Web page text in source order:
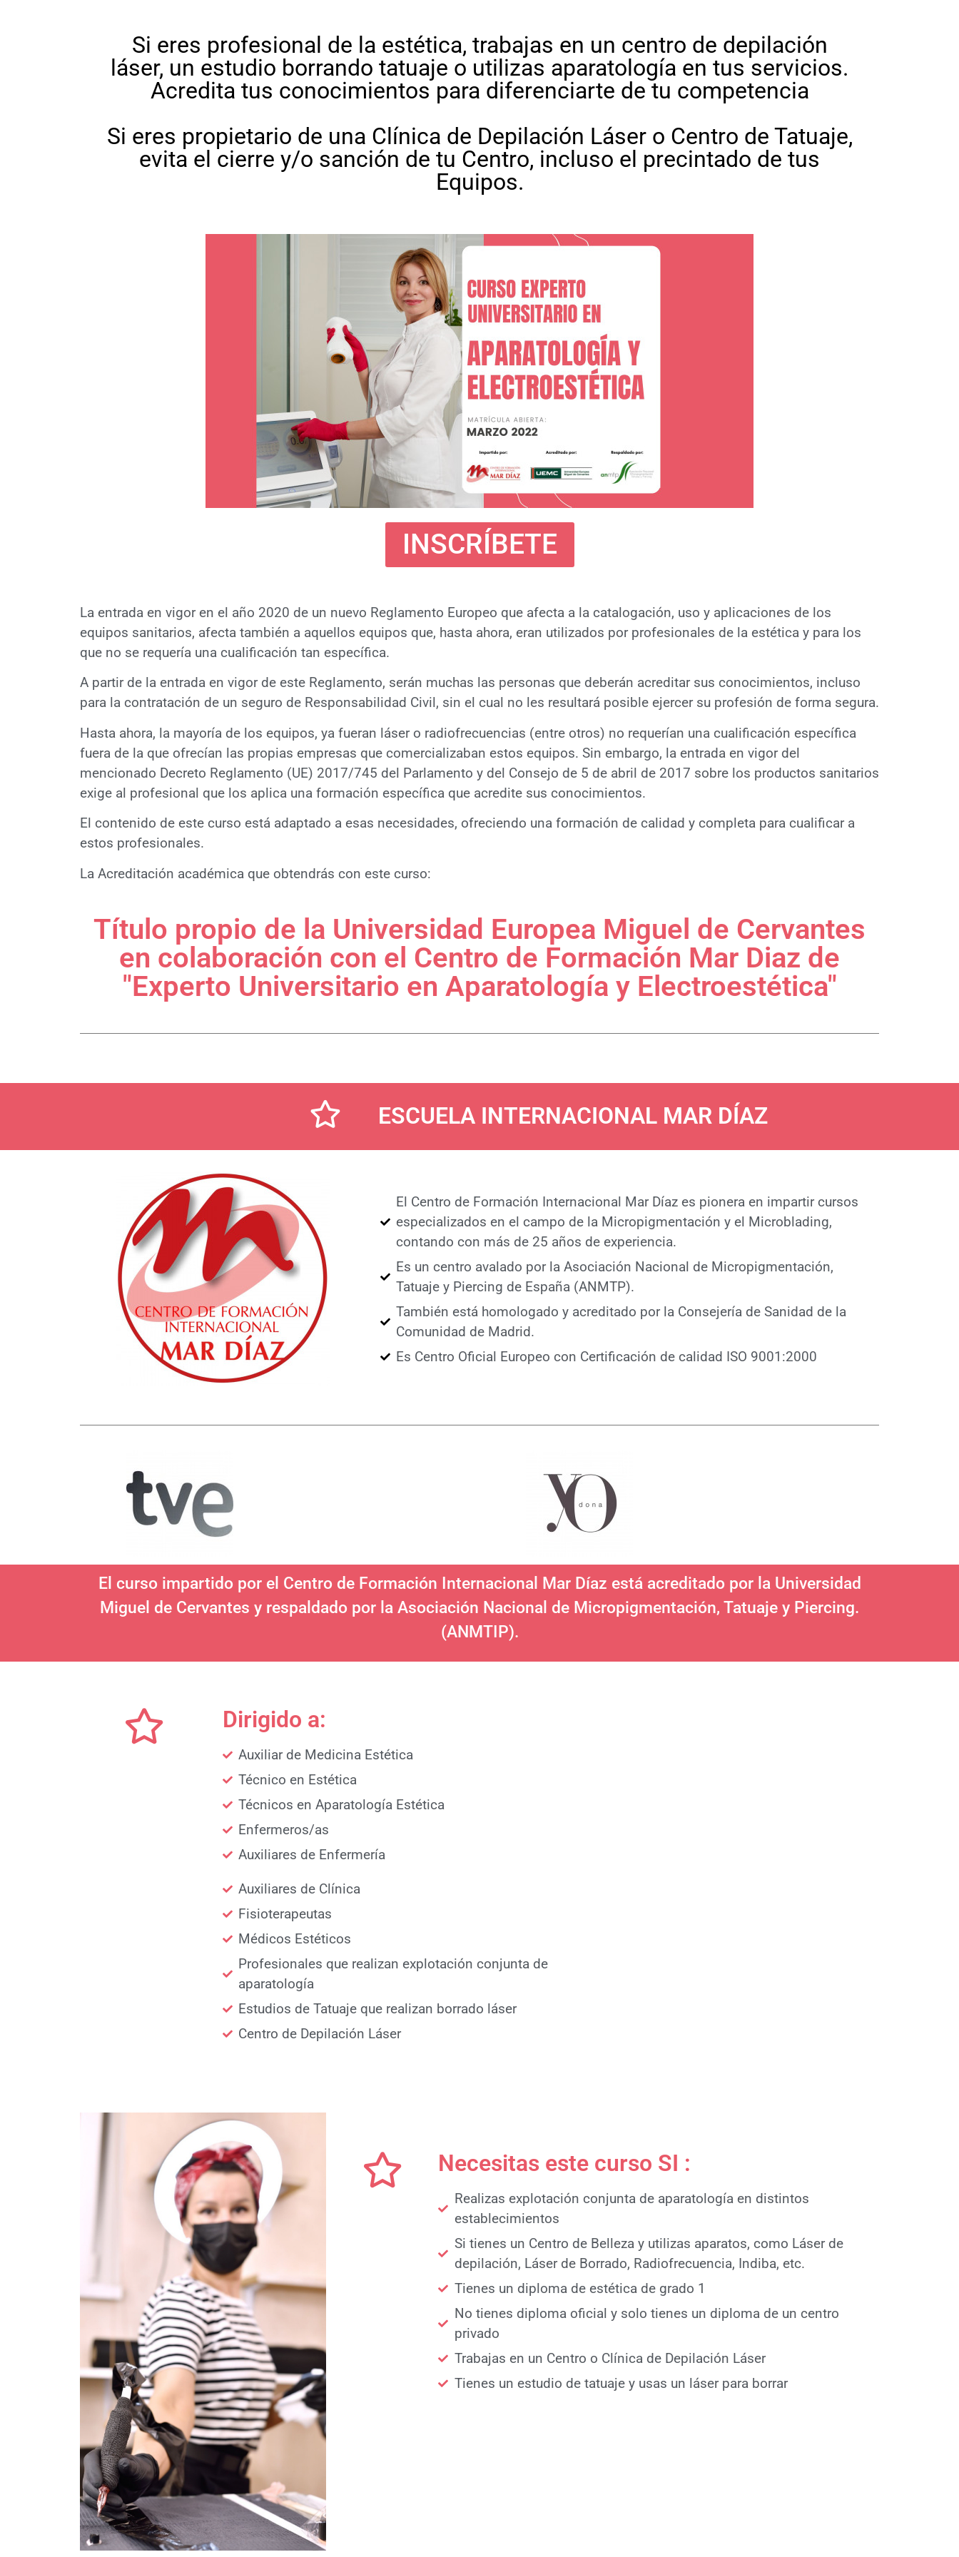
​​Si eres profesional de la estética, trabajas en un centro de depilación
láser, un estudio borrando tatuaje o utilizas aparatología en tus servicios.
Acredita tus conocimientos para diferenciarte de tu competencia
Si eres propietario de una Clínica de Depilación Láser o Centro de Tatuaje,
evita el cierre y/o sanción de tu Centro, incluso el precintado de tus
Equipos.
INSCRÍBETE
La entrada en vigor en el año 2020 de un nuevo Reglamento Europeo que afecta a la catalogación, uso y aplicaciones de los
equipos sanitarios, afecta también a aquellos equipos que, hasta ahora, eran utilizados por profesionales de la estética y para los
que no se requería una cualificación tan específica.
A partir de la entrada en vigor de este Reglamento, serán muchas las personas que deberán acreditar sus conocimientos, incluso
para la contratación de un seguro de Responsabilidad Civil, sin el cual no les resultará posible ejercer su profesión de forma segura.
Hasta ahora, la mayoría de los equipos, ya fueran láser o radiofrecuencias (entre otros) no requerían una cualificación específica
fuera de la que ofrecían las propias empresas que comercializaban estos equipos. Sin embargo, la entrada en vigor del
mencionado Decreto Reglamento (UE) 2017/745 del Parlamento y del Consejo de 5 de abril de 2017 sobre los productos sanitarios
exige al profesional que los aplica una formación específica que acredite sus conocimientos.
El contenido de este curso está adaptado a esas necesidades, ofreciendo una formación de calidad y completa para cualificar a
estos profesionales.
La Acreditación académica que obtendrás con este curso:
Título propio de la Universidad Europea Miguel de Cervantes
en colaboración con el Centro de Formación Mar Diaz de
"Experto Universitario en Aparatología y Electroestética"
ESCUELA INTERNACIONAL MAR DÍAZ
El Centro de Formación Internacional Mar Díaz es pionera en impartir cursos
especializados en el campo de la Micropigmentación y el Microblading,
contando con más de 25 años de experiencia.
Es un centro avalado por la Asociación Nacional de Micropigmentación,
Tatuaje y Piercing de España (ANMTP).
También está homologado y acreditado por la Consejería de Sanidad de la
Comunidad de Madrid.
Es Centro Oficial Europeo con Certificación de calidad ISO 9001:2000
El curso impartido por el Centro de Formación Internacional Mar Díaz está acreditado por la Universidad
Miguel de Cervantes y respaldado por la Asociación Nacional de Micropigmentación, Tatuaje y Piercing.
(ANMTIP).
Dirigido a:
Auxiliar de Medicina Estética
Técnico en Estética
Técnicos en Aparatología Estética
Enfermeros/as
Auxiliares de Enfermería
Auxiliares de Clínica
Fisioterapeutas
Médicos Estéticos
Profesionales que realizan explotación conjunta de
aparatología
Estudios de Tatuaje que realizan borrado láser
Centro de Depilación Láser
Necesitas este curso SI :
Realizas explotación conjunta de aparatología en distintos
establecimientos
Si tienes un Centro de Belleza y utilizas aparatos, como Láser de
depilación, Láser de Borrado, Radiofrecuencia, Indiba, etc.
Tienes un diploma de estética de grado 1
No tienes diploma oficial y solo tienes un diploma de un centro
privado
Trabajas en un Centro o Clínica de Depilación Láser
Tienes un estudio de tatuaje y usas un láser para borrar